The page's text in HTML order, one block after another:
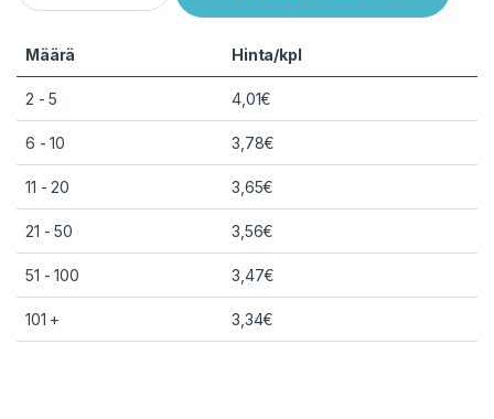
Määrä Hinta/kpl
2 - 5 4,01€
6 - 10 3,78€
11 - 20 3,65€
21 - 50 3,56€
51 - 100 3,47€
101 + 3,34€